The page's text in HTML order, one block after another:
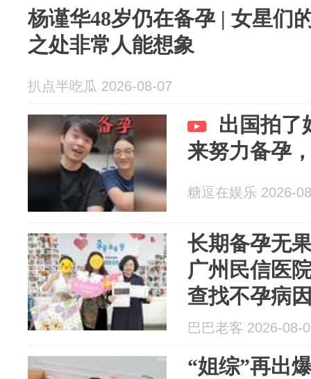
杨谨华48岁仍在备孕 | 女星们
之处非常人能想象
扒点半吃瓜 2026-08-07
出国拍了
来努力备孕
糖逗在娱乐 2026-
长期备孕无
广州民信医
查找不孕病
巴巴老客 2026-08-
“姐综”再出